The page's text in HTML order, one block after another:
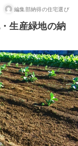
編集部納得の住宅選び
生産緑地の納